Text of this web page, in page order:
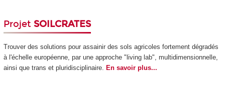
Projet SOILCRATES
Trouver des solutions pour assainir des sols agricoles fortement dégradés
à l'échelle européenne, par une approche "living lab", multidimensionnelle,
ainsi que trans et pluridisciplinaire. En savoir plus...